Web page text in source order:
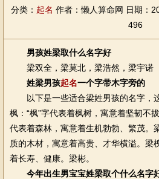
分类： 起名 作者：懒人算命网 日期：
496
男孩姓梁取什么名字好
梁双全，梁莫北，梁浩然，梁宇诺
姓梁男孩起名一个字带木字旁的
以下是一些适合梁姓男孩的名字，
枫：“枫”字代表着枫树，寓意着坚韧不
代表着森林，寓意着生机勃勃、繁茂。
质的木材，寓意着高贵、才华横溢。梁
着长寿、健康。梁彬。
今年出生男宝宝姓梁取个什么名字